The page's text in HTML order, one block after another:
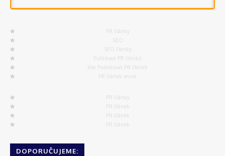
PR články
SEO
SEO články
Publikace PR článků
Kde Publikovat PR článek
PR článek levně
PR články
PR článek
PR článek
PR článek
DOPORUČUJEME: